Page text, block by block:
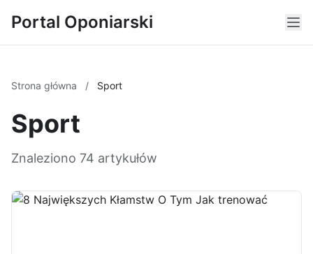
Portal Oponiarski
Strona główna / Sport
Sport
Znaleziono 74 artykułów